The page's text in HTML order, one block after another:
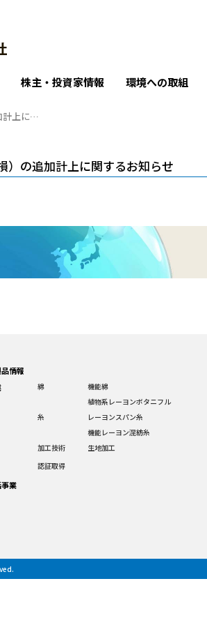
株主・投資家情報 環境への取組
計上に…
）の追加計上に関するお知らせ
情報
綿
機能綿
植物系レーヨンボタニフル
糸
レーヨンスパン糸
機能レーヨン混紡糸
加工技術
生地加工
認証取得
業